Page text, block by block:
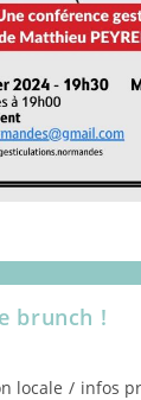
brunch !
locale / infos